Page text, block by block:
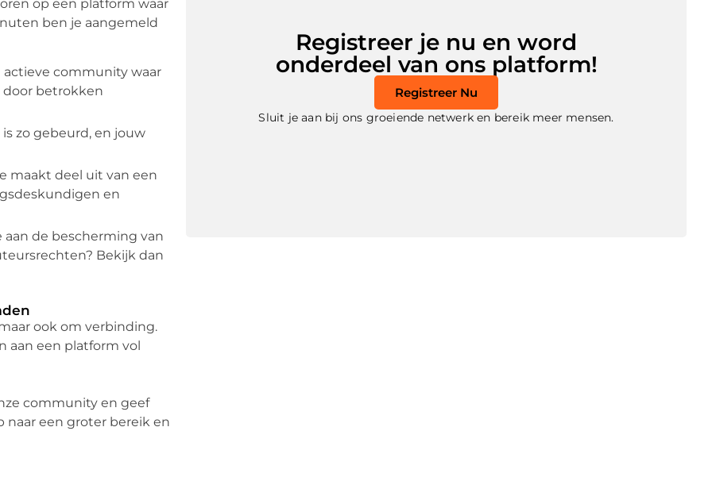
op een platform waar
ben je aangemeld
community waar
door betrokken
zo gebeurd, en jouw
maakt deel uit van een
en
de bescherming van
Bekijk dan
ook om verbinding.
aan een platform vol
community en geef
naar een groter bereik en
Registreer je nu en word
onderdeel van ons platform!
Registreer Nu
Sluit je aan bij ons groeiende netwerk en bereik meer mensen.